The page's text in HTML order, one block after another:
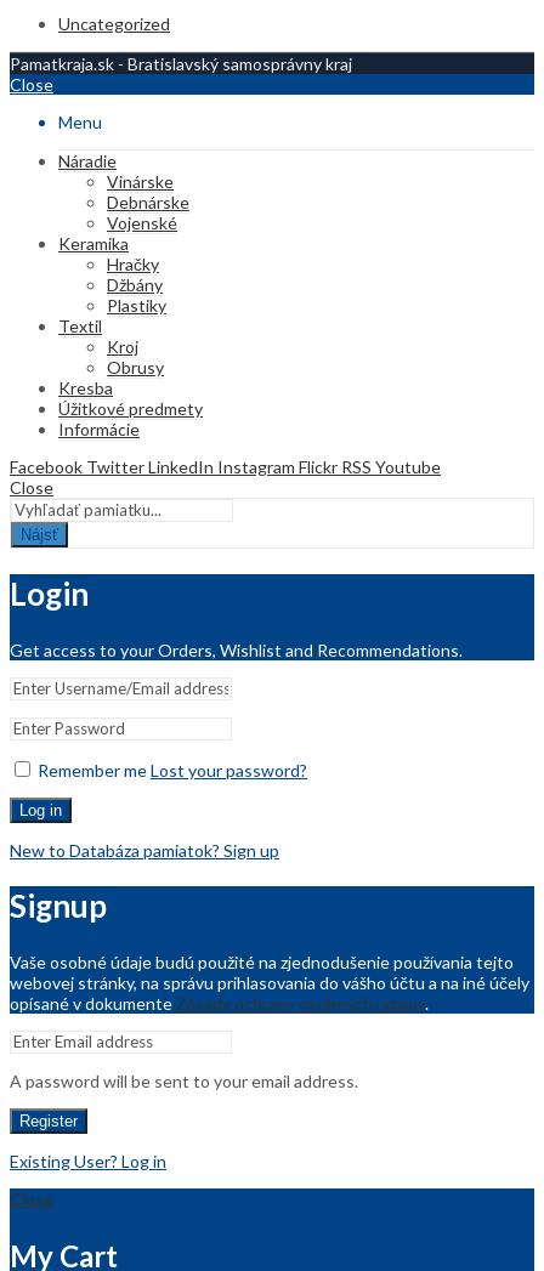
Uncategorized
Pamatkraja.sk - Bratislavský samosprávny kraj
Close
Menu
Náradie
Vinárske
Debnárske
Vojenské
Keramika
Hračky
Džbány
Plastiky
Textil
Kroj
Obrusy
Kresba
Úžitkové predmety
Informácie
Facebook TwitterLinkedIn Instagram Flickr RSS Youtube
Close
Nájsť
Login
Get access to your Orders, Wishlist and Recommendations.
Remember meLost your password?
Log in
New to Databáza pamiatok? Sign up
Signup
Vaše osobné údaje budú použité na zjednodušenie používania tejto
webovej stránky, na správu prihlasovania do vášho účtu a na iné účely
opísané v dokumente Zásady ochrany osobných údajov.
A password will be sent to your email address.
Register
Existing User? Log in
Close
My Cart